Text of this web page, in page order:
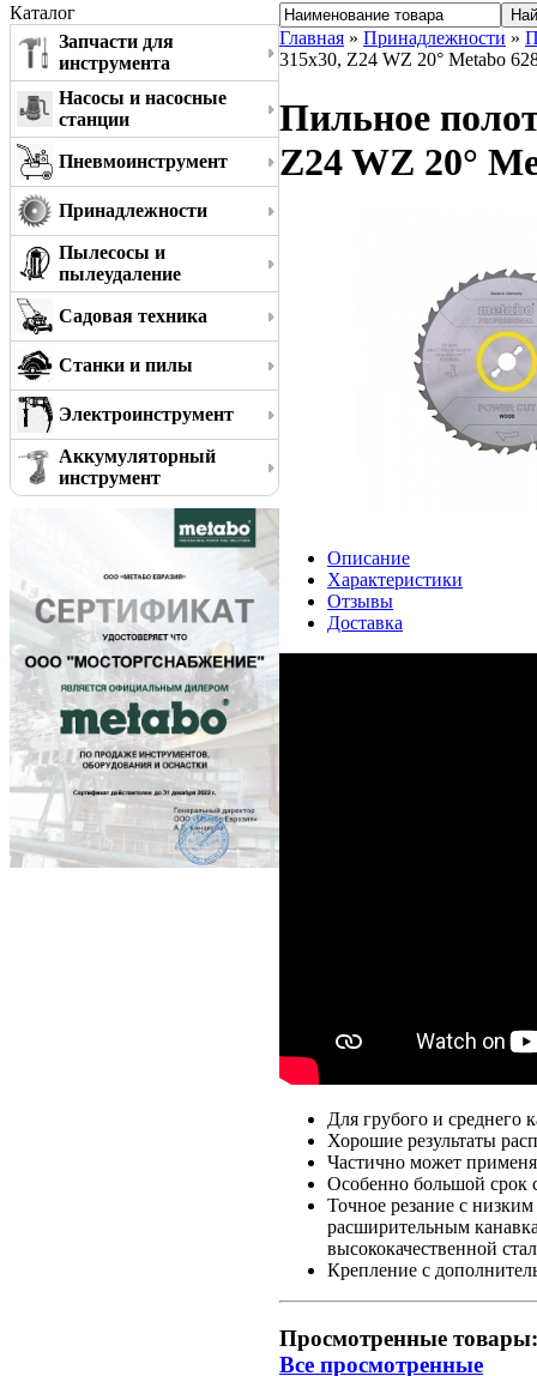
Каталог
Запчасти для
инструмента
Насосы и насосные
станции
Пневмоинструмент
Принадлежности
Пылесосы и
пылеудаление
Садовая техника
Станки и пилы
Электроинструмент
Аккумуляторный
инструмент
Главная » Принадлежности »
315x30, Z24 WZ 20° Metabo
Пильное
Z24 WZ 20°
Описание
Характеристики
Отзывы
Доставка
Для грубого и среднего
Хорошие результаты
Частично может
Особенно большой срок
Точное резание с
расширительным
высококачественной
Крепление с
Просмотренные товары:
Все просмотренные